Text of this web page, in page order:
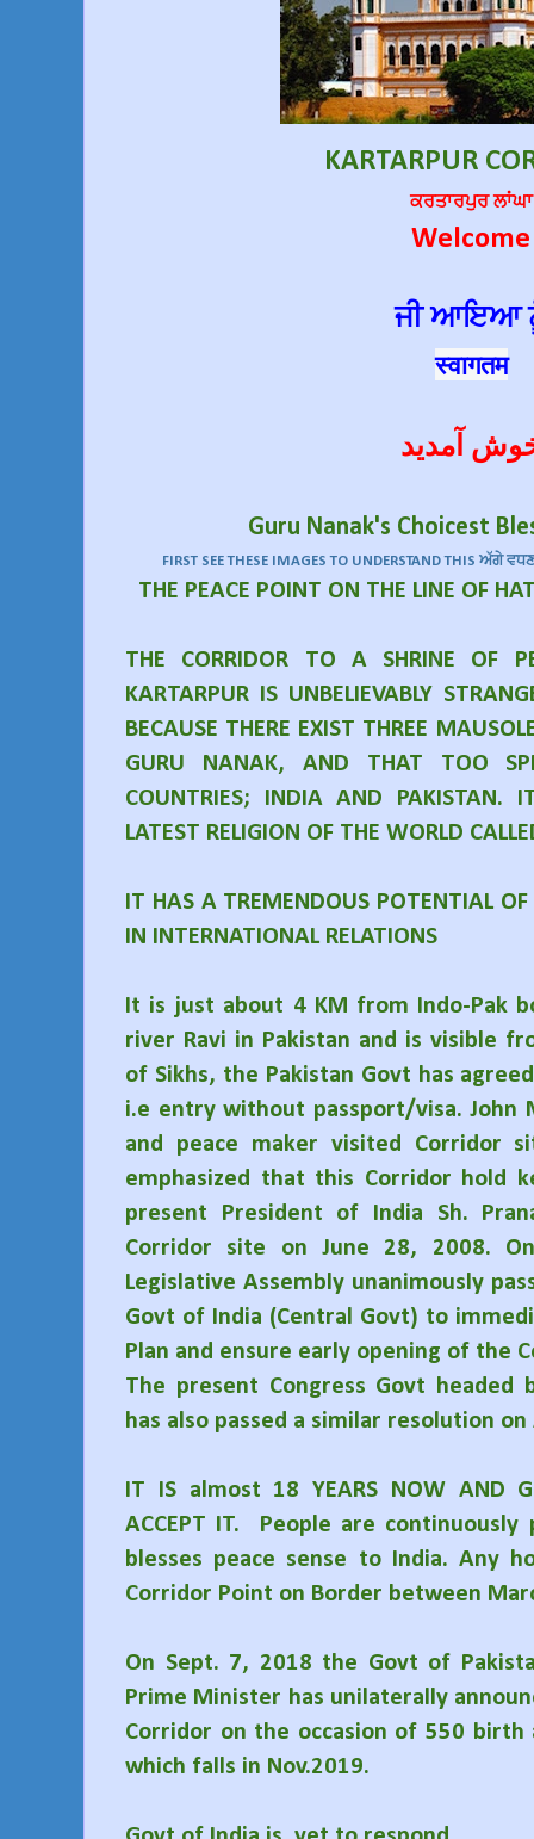
KARTARPUR
ਕਰਤਾਰਪੁਰ ਲਾਂਘਾ
Welcome
ਜੀ ਆਇਆ
स्वागतम
آمدید
Guru Nanak's Choicest
FIRST SEE THESE IMAGES TO UNDERSTAND THIS
THE PEACE POINT ON THE LINE OF
THE CORRIDOR TO A SHRINE OF
KARTARPUR IS UNBELIEVABLY
BECAUSE THERE EXIST THREE
GURU NANAK, AND THAT TOO
COUNTRIES; INDIA AND PAKISTAN.
LATEST RELIGION OF THE WORLD
IT HAS A TREMENDOUS POTENTIAL
IN INTERNATIONAL RELATIONS
It is just about 4 KM from Indo-Pak
river Ravi in Pakistan and is visible
of Sikhs, the Pakistan Govt has agreed
i.e entry without passport/visa. John
and peace maker visited Corridor
emphasized that this Corridor hold
present President of India Sh.
Corridor site on June 28, 2008.
Legislative Assembly unanimously
Govt of India (Central Govt) to
Plan and ensure early opening of the
The present Congress Govt headed
has also passed a similar resolution
IT IS almost 18 YEARS NOW AND
ACCEPT IT. People are
blesses peace sense to India. Any
Corridor Point on Border between
On Sept. 7, 2018 the Govt of
Prime Minister has unilaterally
Corridor on the occasion of 550 birth
which falls in Nov.2019.